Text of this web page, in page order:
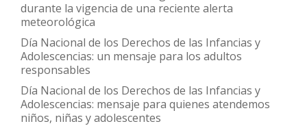
durante la vigencia de una reciente alerta
meteorológica
Día Nacional de los Derechos de las Infancias y
Adolescencias: un mensaje para los adultos
responsables
Día Nacional de los Derechos de las Infancias y
Adolescencias: mensaje para quienes atendemos
niños, niñas y adolescentes